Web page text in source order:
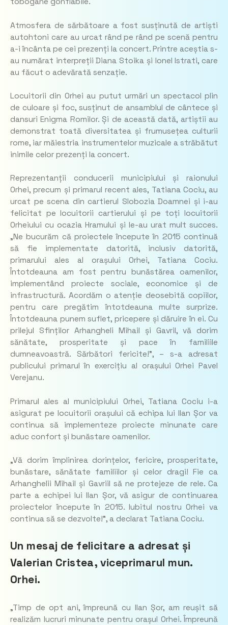
Atmosfera de sărbătoare a fost susținută de artiști
autohtoni care au urcat rând pe rând pe scenă pentru
a-i încânta pe cei prezenți la concert. Printre aceștia s-
au numărat interpreții Diana Stoika și Ionel Istrati, care
au făcut o adevărată senzație.
Locuitorii din Orhei au putut urmări un spectacol plin
de culoare și foc, susținut de ansamblul de cântece și
dansuri Enigma Romilor. Și de această dată, artiștii au
demonstrat toată diversitatea și frumusețea culturii
rome, iar măiestria instrumentelor muzicale a străbătut
inimile celor prezenți la concert.
Reprezentanții conducerii municipiului și raionului
Orhei, precum și primarul recent ales, Tatiana Cociu, au
urcat pe scena din cartierul Slobozia Doamnei și i-au
felicitat pe locuitorii cartierului și pe toți locuitorii
Orheiului cu ocazia Hramului și le-au urat mult succes.
„Ne bucurăm că proiectele începute în 2015 continuă
să fie implementate datorită, inclusiv datorită,
primarului ales al orașului Orhei, Tatiana Cociu.
Întotdeauna am fost pentru bunăstărea oamenilor,
implementând proiecte sociale, economice și de
infrastructură. Acordăm o atenție deosebită copiilor,
pentru care pregătim întotdeauna multe surprize.
Întotdeauna punem suflet, pricepere și dăruire în ei. Cu
prilejul Sfinților Arhangheli Mihail și Gavril, vă dorim
sănătate, prosperitate și pace în familiile
dumneavoastră. Sărbători fericite!”, – s-a adresat
publicului primarul în exercițiu al orașului Orhei Pavel
Verejanu.
Primarul ales al municipiului Orhei, Tatiana Cociu i-a
asigurat pe locuitorii orașului că echipa lui Ilan Șor va
continua să implementeze proiecte minunate care
aduc confort și bunăstare oamenilor.
„Vă dorim împlinirea dorințelor, fericire, prosperitate,
bunăstare, sănătate familiilor și celor dragi! Fie ca
Arhanghelii Mihail și Gavriil să ne protejeze de rele. Ca
parte a echipei lui Ilan Șor, vă asigur de continuarea
proiectelor începute în 2015. Iubitul nostru Orhei va
continua să se dezvolte!”, a declarat Tatiana Cociu.
Un mesaj de felicitare a adresat și
Valerian Cristea, viceprimarul mun.
Orhei.
„Timp de opt ani, împreună cu Ilan Șor, am reușit să
realizăm lucruri minunate pentru orașul Orhei. Împreună